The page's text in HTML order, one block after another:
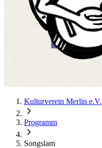
Kulturverein Merlin e.V.
Programm
Songslam